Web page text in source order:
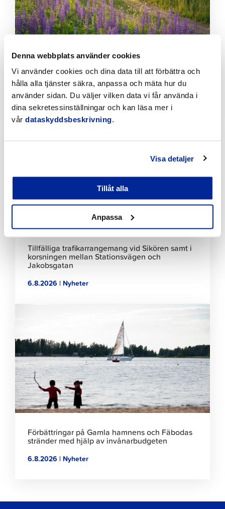
Denna webbplats använder cookies
Vi använder cookies och dina data till att förbättra och
hålla alla tjänster säkra, anpassa och mäta hur du
använder sidan. Du väljer vilken data vi får använda i
dina sekretessinställningar och kan läsa mer i
vår dataskyddsbeskrivning.
Visa detaljer
Tillåt alla
Anpassa
Bekämpningen av invasiva växter fortskrider
planenligt i Jakobstad
7.8.2026 | Nyheter
Klicka
Tillfälliga trafikarrangemang vid Sikören samt i
korsningen mellan Stationsvägen och
Jakobsgatan
6.8.2026 | Nyheter
läsa
artikeln
Förbättringar på Gamla hamnens och Fäbodas
stränder med hjälp av invånarbudgeten
6.8.2026 | Nyheter